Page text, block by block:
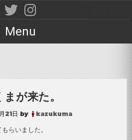
Menu
が来た。
21日 by kazukuma
らいました。